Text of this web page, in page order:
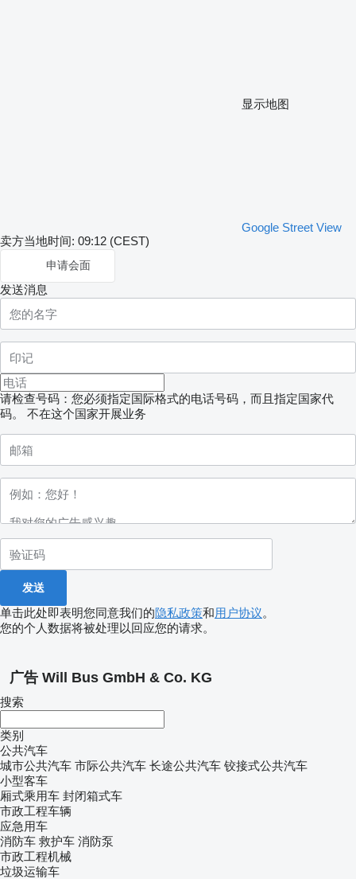
显示地图
Google Street View
卖方当地时间: 09:12 (CEST)
申请会面
发送消息
请检查号码：您必须指定国际格式的电话号码，而且指定国家代
码。
不在这个国家开展业务
单击此处即表明您同意我们的隐私政策和用户协议。
您的个人数据将被处理以回应您的请求。
广告 Will Bus GmbH & Co. KG
搜索
类别
公共汽车
城市公共汽车 市际公共汽车 长途公共汽车 铰接式公共汽车
小型客车
厢式乘用车 封闭箱式车
市政工程车辆
应急用车
消防车 救护车 消防泵
市政工程机械
垃圾运输车